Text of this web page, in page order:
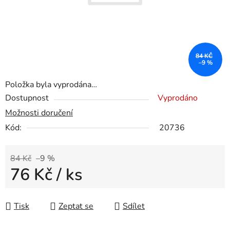
Položka byla vyprodána…
Dostupnost
Vyprodáno
Možnosti doručení
Kód:
20736
84 Kč –9 %
76 Kč/ ks
Tisk
Zeptat se Sdílet
84 KČ
–9 %